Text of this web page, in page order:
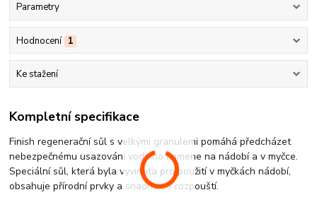
Parametry
Hodnocení 1
Ke stažení
Kompletní specifikace
Finish regenerační sůl s velkými granulemi pomáhá předcházet
nebezpečnému usazování vodního kamene na nádobí a v myčce.
Speciální sůl, která byla vyvinuta pro použití v myčkách nádobí,
obsahuje přírodní prvky a snadno se rozpouští.